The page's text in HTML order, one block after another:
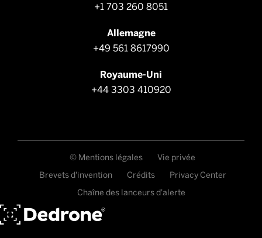
+1 703 260 8051
Allemagne
+49 561 8617990
Royaume-Uni
+44 3303 410920
© Mentions légales
Vie privée
Brevets d'invention
Crédits
Privacy Center
Chaîne des lanceurs d'alerte